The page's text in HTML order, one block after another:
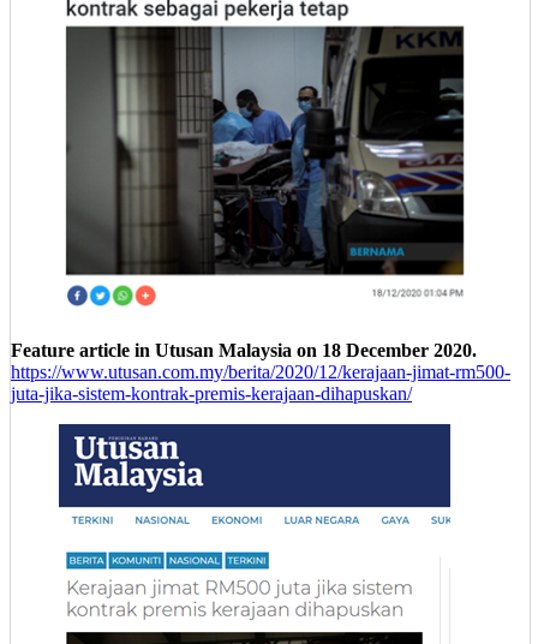
Feature article in Utusan Malaysia on 18 December 2020.
https://www.utusan.com.my/berita/2020/12/kerajaan-jimat-rm500-
juta-jika-sistem-kontrak-premis-kerajaan-dihapuskan/